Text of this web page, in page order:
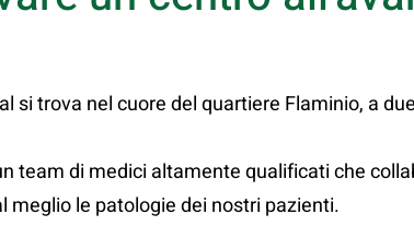
si trova nel cuore del quartiere Flaminio, a
team di medici altamente qualificati che
meglio le patologie dei nostri pazienti.